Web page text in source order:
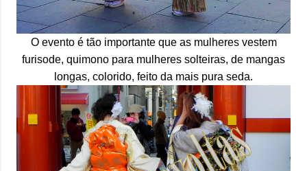
O evento é tão importante que as mulheres vestem
furisode, quimono para mulheres solteiras, de mangas
longas, colorido, feito da mais pura seda.